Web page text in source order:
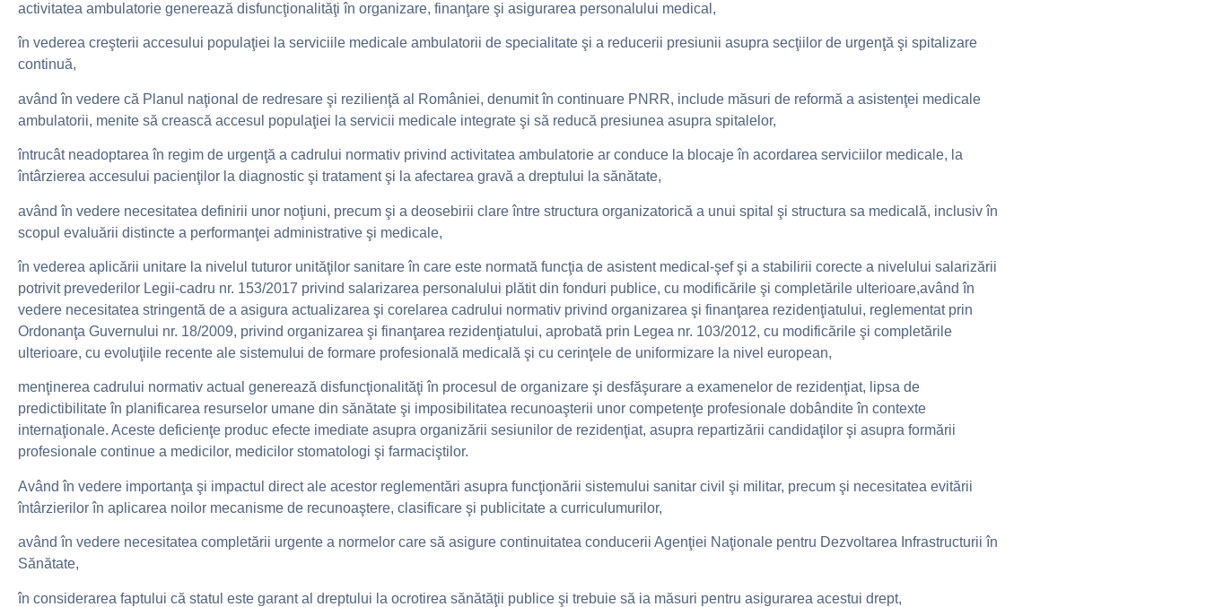
activitatea ambulatorie generează disfuncţionalităţi în organizare, finanţare şi asigurarea personalului medical,
în vederea creşterii accesului populaţiei la serviciile medicale ambulatorii de specialitate şi a reducerii presiunii asupra secţiilor de urgenţă şi spitalizare
continuă,
având în vedere că Planul naţional de redresare şi rezilienţă al României, denumit în continuare PNRR, include măsuri de reformă a asistenţei medicale
ambulatorii, menite să crească accesul populaţiei la servicii medicale integrate şi să reducă presiunea asupra spitalelor,
întrucât neadoptarea în regim de urgenţă a cadrului normativ privind activitatea ambulatorie ar conduce la blocaje în acordarea serviciilor medicale, la
întârzierea accesului pacienţilor la diagnostic şi tratament şi la afectarea gravă a dreptului la sănătate,
având în vedere necesitatea definirii unor noţiuni, precum şi a deosebirii clare între structura organizatorică a unui spital şi structura sa medicală, inclusiv în
scopul evaluării distincte a performanţei administrative şi medicale,
în vederea aplicării unitare la nivelul tuturor unităţilor sanitare în care este normată funcţia de asistent medical-şef şi a stabilirii corecte a nivelului salarizării
potrivit prevederilor Legii-cadru nr. 153/2017 privind salarizarea personalului plătit din fonduri publice, cu modificările şi completările ulterioare,având în
vedere necesitatea stringentă de a asigura actualizarea şi corelarea cadrului normativ privind organizarea şi finanţarea rezidenţiatului, reglementat prin
Ordonanţa Guvernului nr. 18/2009, privind organizarea şi finanţarea rezidenţiatului, aprobată prin Legea nr. 103/2012, cu modificările şi completările
ulterioare, cu evoluţiile recente ale sistemului de formare profesională medicală şi cu cerinţele de uniformizare la nivel european,
menţinerea cadrului normativ actual generează disfuncţionalităţi în procesul de organizare şi desfăşurare a examenelor de rezidenţiat, lipsa de
predictibilitate în planificarea resurselor umane din sănătate şi imposibilitatea recunoaşterii unor competenţe profesionale dobândite în contexte
internaţionale. Aceste deficienţe produc efecte imediate asupra organizării sesiunilor de rezidenţiat, asupra repartizării candidaţilor şi asupra formării
profesionale continue a medicilor, medicilor stomatologi şi farmaciştilor.
Având în vedere importanţa şi impactul direct ale acestor reglementări asupra funcţionării sistemului sanitar civil şi militar, precum şi necesitatea evitării
întârzierilor în aplicarea noilor mecanisme de recunoaştere, clasificare şi publicitate a curriculumurilor,
având în vedere necesitatea completării urgente a normelor care să asigure continuitatea conducerii Agenţiei Naţionale pentru Dezvoltarea Infrastructurii în
Sănătate,
în considerarea faptului că statul este garant al dreptului la ocrotirea sănătăţii publice şi trebuie să ia măsuri pentru asigurarea acestui drept,